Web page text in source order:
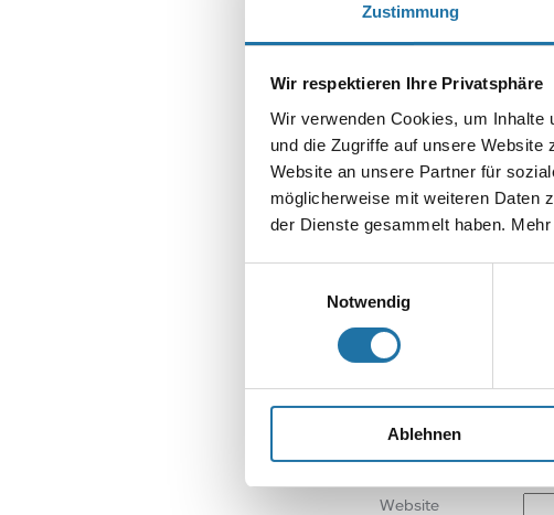
Zustimmung
Wir respektieren Ihre Privatsphäre
Wir verwenden Cookies, um Inhalte
und die Zugriffe auf unsere
Website an unsere Partner für
möglicherweise mit weiteren Daten
der Dienste gesammelt haben.
Notwendig
Ablehnen
SCHREIBE EINEN
Deine E-Mail-Adresse
Kommentar*
Name*
E-Mail-Adresse
Website